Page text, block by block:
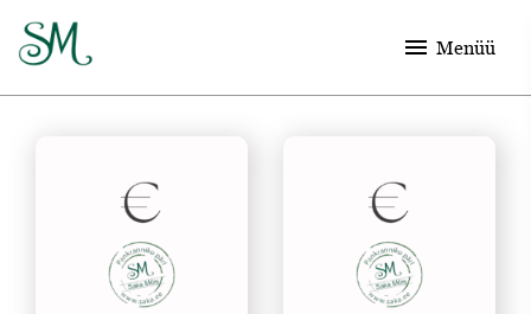
menu Menüü